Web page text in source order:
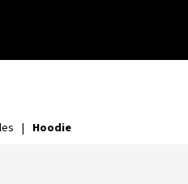
| Hoodie